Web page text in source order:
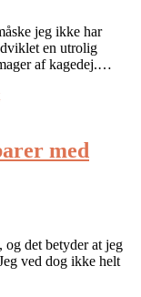
jeg ikke har
en utrolig
af kagedej.…
med
og det betyder at jeg
ved dog ikke helt